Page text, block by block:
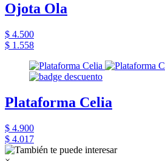
Ojota Ola
$ 4.500
$ 1.558
Plataforma Celia
$ 4.900
$ 4.017